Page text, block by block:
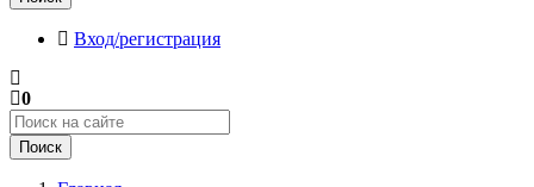
Вход/регистрация
0
Поиск